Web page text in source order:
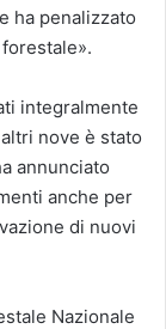
ha penalizzato
integralmente
nove è stato
annunciato
anche per
di nuovi
Nazionale